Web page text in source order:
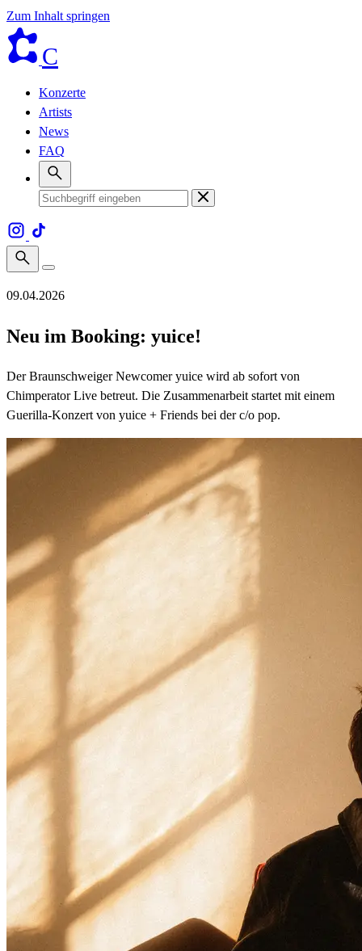
Zum Inhalt springen
C
Konzerte
Artists
News
FAQ
09.04.2026
Neu im Booking: yuice!
Der Braunschweiger Newcomer yuice wird ab sofort von
Chimperator Live betreut. Die Zusammenarbeit startet mit einem
Guerilla-Konzert von yuice + Friends bei der c/o pop.